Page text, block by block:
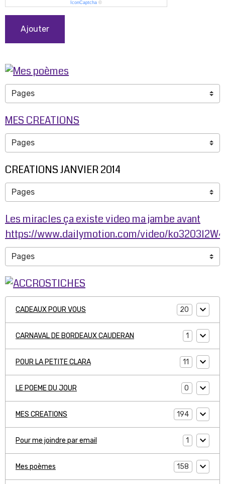
IconCaptcha ©
Ajouter
MES CREATIONS
CREATIONS JANVIER 2014
Les miracles ça existe video ma jambe avant
https://www.dailymotion.com/video/
CADEAUX POUR VOUS 20
CARNAVAL DE BORDEAUX CAUDERAN 1
POUR LA PETITE CLARA 11
LE POEME DU JOUR 0
MES CREATIONS 194
Pour me joindre par email 1
Mes poèmes 158